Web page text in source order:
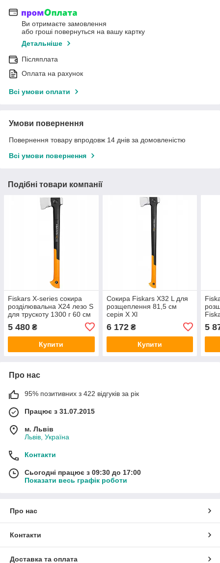
Ви отримаєте замовлення
або гроші повернуться на вашу картку
Детальніше
Післяплата
Оплата на рахунок
Всі умови оплати
Умови повернення
Повернення товару впродовж 14 днів за домовленістю
Всі умови повернення
Подібні товари компанії
Fiskars X-series сокира
розділювальна X24 лезо S
для трускоту 1300 г 60 см
5 480 ₴
Купити
Сокира Fiskars X32 L для
розщеплення 81,5 см
серія X Xl
6 172₴
Купити
5
Про нас
95% позитивних з 422 відгуків за рік
Працює з 31.07.2015
м. Львів
Львів, Україна
Контакти
Сьогодні працює з 09:30 до 17:00
Показати весь графік роботи
Про нас
Контакти
Доставка та оплата